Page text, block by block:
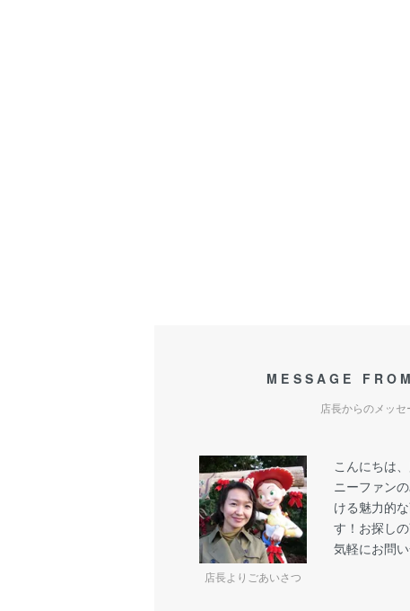
MESSAGE
店長からのメッセ
店長よりごあいさつ
こんにちは
ニーファン
ける魅力的
す！お探し
気軽にお問